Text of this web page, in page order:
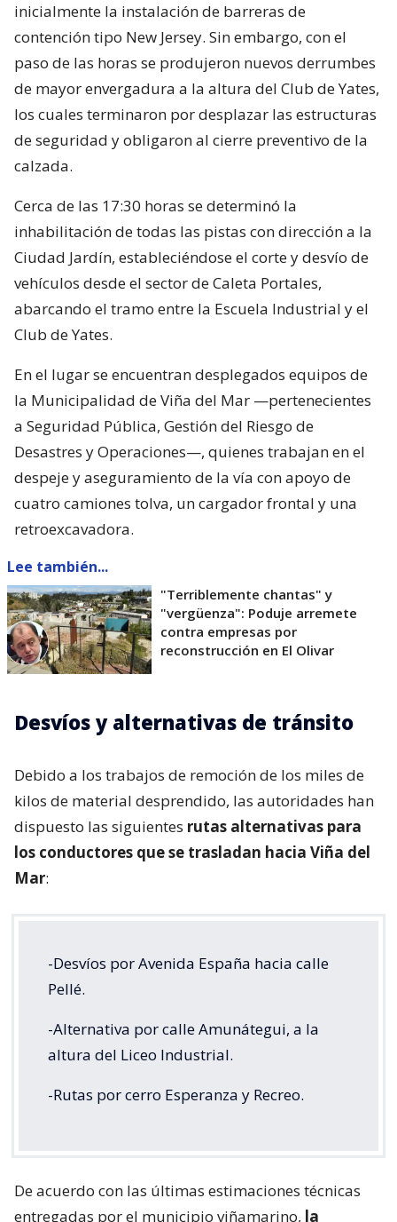
inicialmente la instalación de barreras de
contención tipo New Jersey. Sin embargo, con el
paso de las horas se produjeron nuevos derrumbes
de mayor envergadura a la altura del Club de Yates,
los cuales terminaron por desplazar las estructuras
de seguridad y obligaron al cierre preventivo de la
calzada.
Cerca de las 17:30 horas se determinó la
inhabilitación de todas las pistas con dirección a la
Ciudad Jardín, estableciéndose el corte y desvío de
vehículos desde el sector de Caleta Portales,
abarcando el tramo entre la Escuela Industrial y el
Club de Yates.
En el lugar se encuentran desplegados equipos de
la Municipalidad de Viña del Mar —pertenecientes
a Seguridad Pública, Gestión del Riesgo de
Desastres y Operaciones—, quienes trabajan en el
despeje y aseguramiento de la vía con apoyo de
cuatro camiones tolva, un cargador frontal y una
retroexcavadora.
Lee también...
"Terriblemente chantas" y
"vergüenza": Poduje arremete
contra empresas por
reconstrucción en El Olivar
Desvíos y alternativas de tránsito
Debido a los trabajos de remoción de los miles de
kilos de material desprendido, las autoridades han
dispuesto las siguientes rutas alternativas para
los conductores que se trasladan hacia Viña del
Mar:
-Desvíos por Avenida España hacia calle
Pellé.
-Alternativa por calle Amunátegui, a la
altura del Liceo Industrial.
-Rutas por cerro Esperanza y Recreo.
De acuerdo con las últimas estimaciones técnicas
entregadas por el municipio viñamarino, la